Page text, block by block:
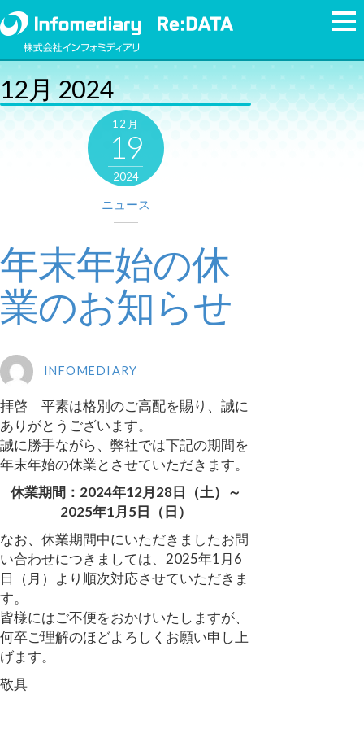
12月 2024
12月
19
2024
ニュース
年末年始の休
業のお知らせ
INFOMEDIARY
拝啓 平素は格別のご高配を賜り、誠に
ありがとうございます。
誠に勝手ながら、弊社では下記の期間を
年末年始の休業とさせていただきます。
休業期間：2024年12月28日（土）～
2025年1月5日（日）
なお、休業期間中にいただきましたお問
い合わせにつきましては、2025年1月6
日（月）より順次対応させていただきま
す。
皆様にはご不便をおかけいたしますが、
何卒ご理解のほどよろしくお願い申し上
げます。
敬具